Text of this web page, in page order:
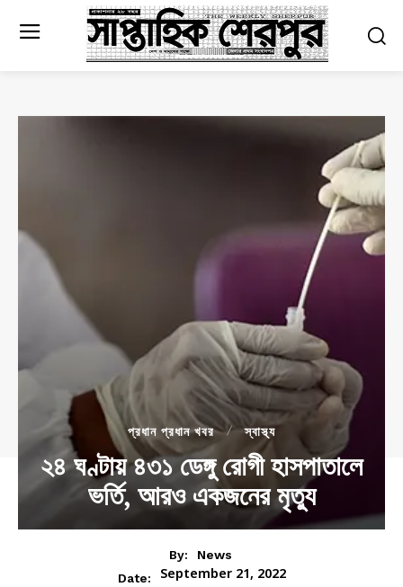
প্রধান প্রধান খবর স্বাস্থ্য
২৪ ঘণ্টায় ৪৩১ ডেঙ্গু রোগী হাসপাতালে
ভর্তি, আরও একজনের মৃত্যু
By:
News
Date:
September 21, 2022